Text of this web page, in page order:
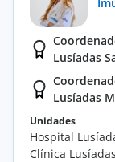
Lusíadas
Lusíadas
Unidades
Hospital
Clínica